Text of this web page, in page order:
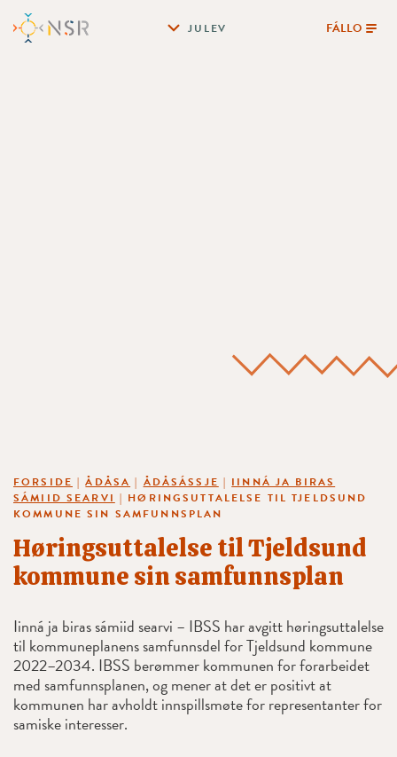
JULEV FÁLLO
FORSIDE |ÅDÅSA | ÅDÅSÁSSJE | IINNÁ JA BIRAS
SÁMIID SEARVI | HØRINGSUTTALELSE TIL TJELDSUND
KOMMUNE SIN SAMFUNNSPLAN
Høringsuttalelse til Tjeldsund
kommune sin samfunnsplan
Iinná ja biras sámiid searvi – IBSS har avgitt høringsuttalelse
til kommuneplanens samfunnsdel for Tjeldsund kommune
2022–2034. IBSS berømmer kommunen for forarbeidet
med samfunnsplanen, og mener at det er positivt at
kommunen har avholdt innspillsmøte for representanter for
samiske interesser.